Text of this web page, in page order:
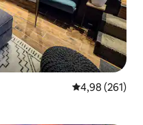
Évaluation
4,98 (261)